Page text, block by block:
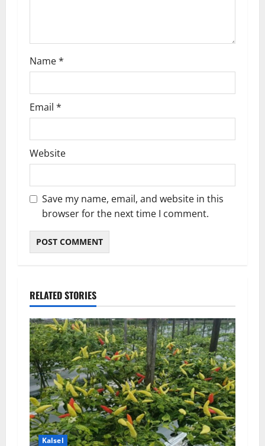
Name*
Email *
Website
Save my name, email, and website in this
browser for the next time I comment.
RELATED STORIES
Kalsel